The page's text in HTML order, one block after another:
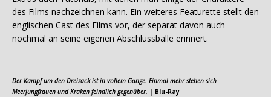
des Films nachzeichnen kann. Ein weiteres Featurette stellt den
englischen Cast des Films vor, der separat davon auch
nochmal an seine eigenen Abschlussbälle erinnert.
Der Kampf um den Dreizack ist in vollem Gange. Einmal mehr stehen sich
Meerjungfrauen und Kraken feindlich gegenüber. | Blu-Ray